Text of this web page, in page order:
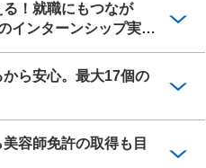
！就職にもつなが
インターンシップ実
から安心。最大17個の
容師免許の取得も目